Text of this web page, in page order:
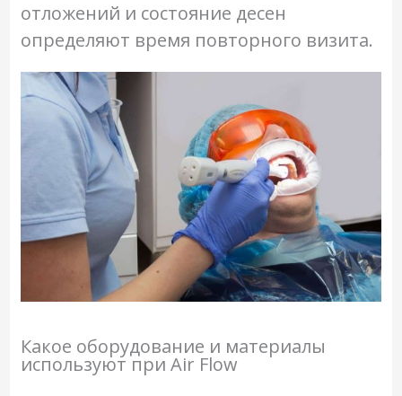
отложений и состояние десен
определяют время повторного визита.
Какое оборудование и материалы
используют при Air Flow